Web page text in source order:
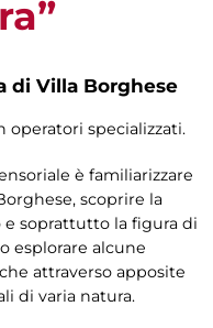
di Villa Borghese
operatori specializzati.
è familiarizzare
scoprire la
soprattutto la figura di
esplorare alcune
attraverso apposite
di varia natura.